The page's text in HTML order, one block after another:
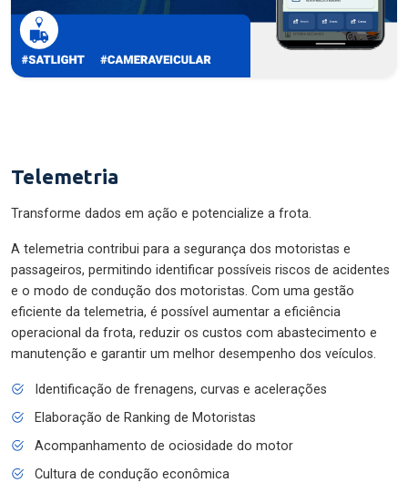
Telemetria
Transforme dados em ação e potencialize a frota.
A telemetria contribui para a segurança dos motoristas e
passageiros, permitindo identificar possíveis riscos de acidentes
e o modo de condução dos motoristas. Com uma gestão
eficiente da telemetria, é possível aumentar a eficiência
operacional da frota, reduzir os custos com abastecimento e
manutenção e garantir um melhor desempenho dos veículos.
Identificação de frenagens, curvas e acelerações
Elaboração de Ranking de Motoristas
Acompanhamento de ociosidade do motor
Cultura de condução econômica